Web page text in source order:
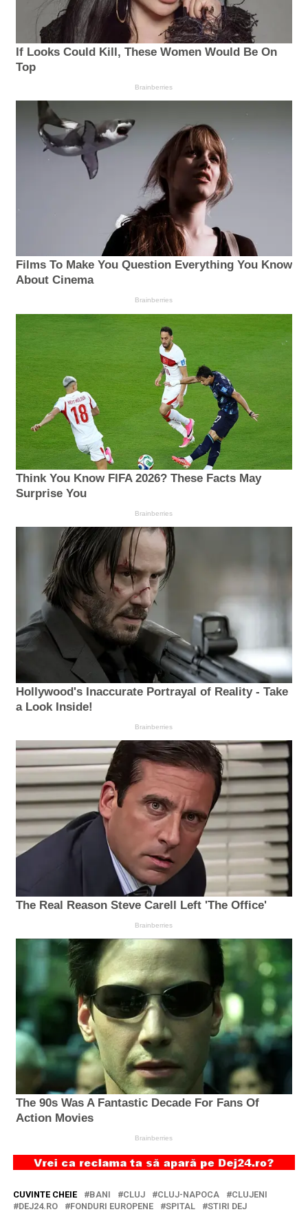
CUVINTE CHEIE BANI CLUJ CLUJ-NAPOCA
CLUJENI
DEJ24.RO
FONDURI EUROPENE SPITAL STIRI DEJ